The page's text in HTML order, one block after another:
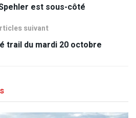
est sous-côté
suivant
trail du mardi 20 octobre